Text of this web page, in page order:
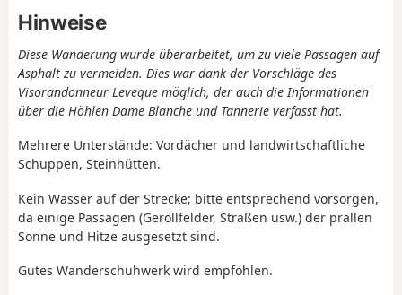
Hinweise
Diese Wanderung wurde überarbeitet, um zu viele Passagen auf
Asphalt zu vermeiden. Dies war dank der Vorschläge des
Visorandonneur Leveque möglich, der auch die Informationen
über die Höhlen Dame Blanche und Tannerie verfasst hat.
Mehrere Unterstände: Vordächer und landwirtschaftliche
Schuppen, Steinhütten.
Kein Wasser auf der Strecke; bitte entsprechend vorsorgen,
da einige Passagen (Geröllfelder, Straßen usw.) der prallen
Sonne und Hitze ausgesetzt sind.
Gutes Wanderschuhwerk wird empfohlen.